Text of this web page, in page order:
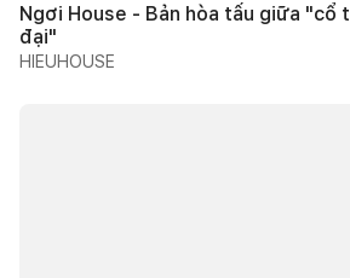
Ngơi House - Bản hòa tấu giữa
đại"
HIEUHOUSE